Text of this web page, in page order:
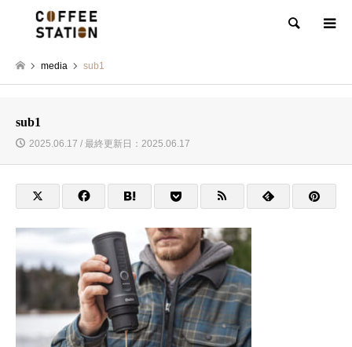
検索
media sub1
sub1
2025.06.17 / 最終更新日：2025.06.17